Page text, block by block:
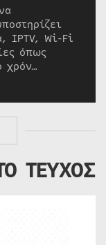
IPTV, Wi-Fi
όπως
χρόν…
ΤΕΥΧΟΣ